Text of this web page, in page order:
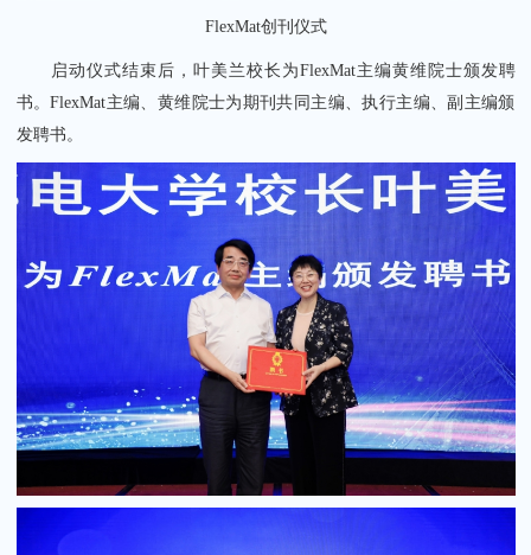
FlexMat创刊仪式
启动仪式结束后，叶美兰校长为FlexMat主编黄维院士颁发聘
书。FlexMat主编、黄维院士为期刊共同主编、执行主编、副主编颁
发聘书。